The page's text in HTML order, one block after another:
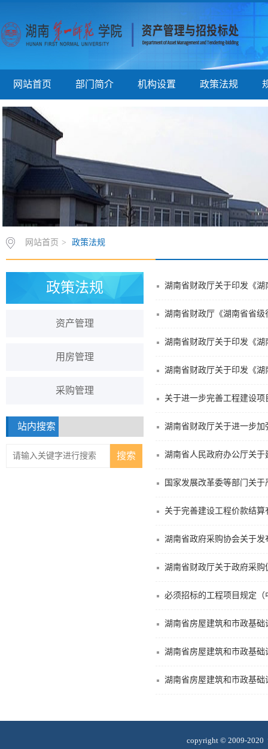
网站首页 部门简介 机构设置 政策法规
网站首页 > 政策法规
政策法规
资产管理
用房管理
采购管理
站内搜索
湖南省财政厅关于印发《
湖南省财政厅《湖南省省级
湖南省财政厅关于印发《
湖南省财政厅关于印发《
关于进一步完善工程建设
湖南省财政厅关于进一步加
湖南省人民政府办公厅关
国家发展改革委等部门关
关于完善建设工程价款结算
湖南省政府采购协会关于
湖南省财政厅关于政府采
必须招标的工程项目规定
湖南省房屋建筑和市政基础
湖南省房屋建筑和市政基
湖南省房屋建筑和市政基
copyright © 2009-2020